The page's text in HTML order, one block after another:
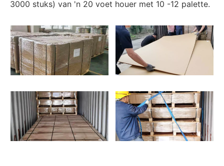
3000 stuks) van 'n 20 voet houer met 10 -12 palette.